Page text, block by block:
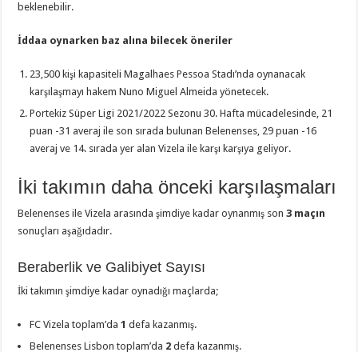
beklenebilir.
İddaa oynarken baz alına bilecek öneriler
23,500 kişi kapasiteli Magalhaes Pessoa Stadı’nda oynanacak
karşılaşmayı hakem Nuno Miguel Almeida yönetecek.
Portekiz Süper Ligi 2021/2022 Sezonu 30. Hafta mücadelesinde, 21
puan -31 averaj ile son sırada bulunan Belenenses, 29 puan -16
averaj ve 14. sırada yer alan Vizela ile karşı karşıya geliyor.
İki takımın daha önceki karşılaşmaları
Belenenses ile Vizela arasında şimdiye kadar oynanmış son3 maçın
sonuçları aşağıdadır.
Beraberlik ve Galibiyet Sayısı
İki takımın şimdiye kadar oynadığı maçlarda;
FC Vizela toplam’da1 defa kazanmış.
Belenenses Lisbon toplam’da 2 defa kazanmış.